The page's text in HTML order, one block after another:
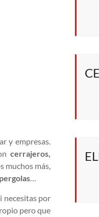
y empresas.
cerrajeros,
muchos más,
…
necesitas por
pero que